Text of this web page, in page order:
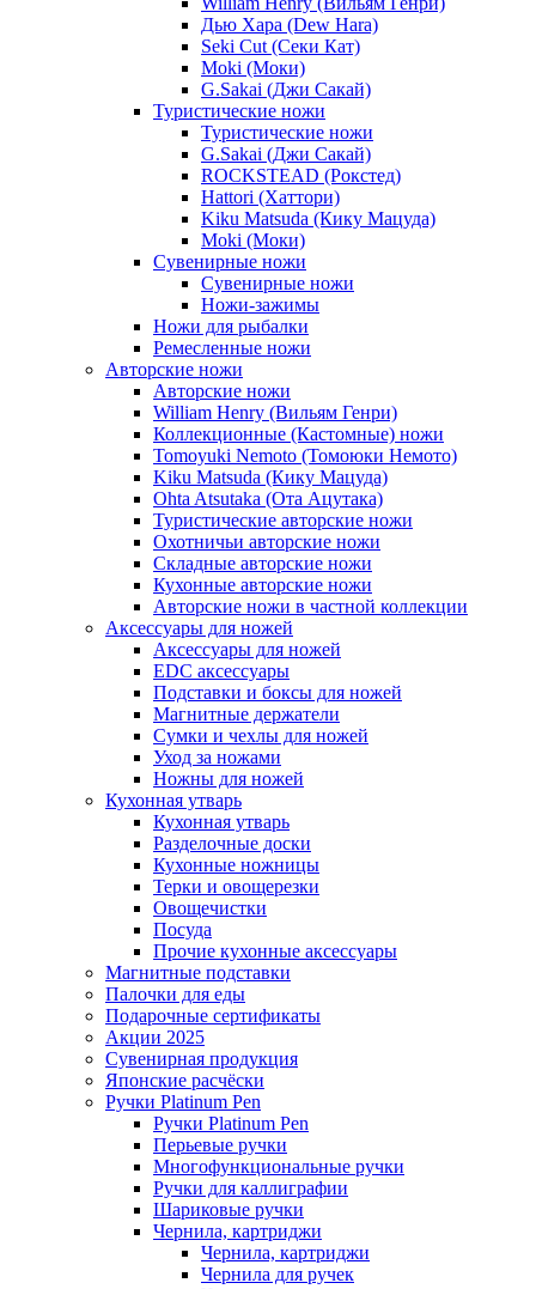
Дью Хара (Dew Hara)
Seki Cut (Секи Кат)
Moki (Моки)
G.Sakai (Джи Сакай)
Туристические ножи
Туристические ножи
G.Sakai (Джи Сакай)
ROCKSTEAD (Рокстед)
Hattori (Хаттори)
Kiku Matsuda (Кику Мацуда)
Moki (Моки)
Сувенирные ножи
Сувенирные ножи
Ножи-зажимы
Ножи для рыбалки
Ремесленные ножи
Авторские ножи
Авторские ножи
William Henry (Вильям Генри)
Коллекционные (Кастомные) ножи
Tomoyuki Nemoto (Томоюки Немото)
Kiku Matsuda (Кику Мацуда)
Ohta Atsutaka (Ота Ацутака)
Туристические авторские ножи
Охотничьи авторские ножи
Складные авторские ножи
Кухонные авторские ножи
Авторские ножи в частной коллекции
Аксессуары для ножей
Аксессуары для ножей
EDC аксессуары
Подставки и боксы для ножей
Магнитные держатели
Сумки и чехлы для ножей
Уход за ножами
Ножны для ножей
Кухонная утварь
Кухонная утварь
Разделочные доски
Кухонные ножницы
Терки и овощерезки
Овощечистки
Посуда
Прочие кухонные аксессуары
Магнитные подставки
Палочки для еды
Подарочные сертификаты
Акции 2025
Сувенирная продукция
Японские расчёски
Ручки Platinum Pen
Ручки Platinum Pen
Перьевые ручки
Многофункциональные ручки
Ручки для каллиграфии
Шариковые ручки
Чернила, картриджи
Чернила, картриджи
Чернила для ручек